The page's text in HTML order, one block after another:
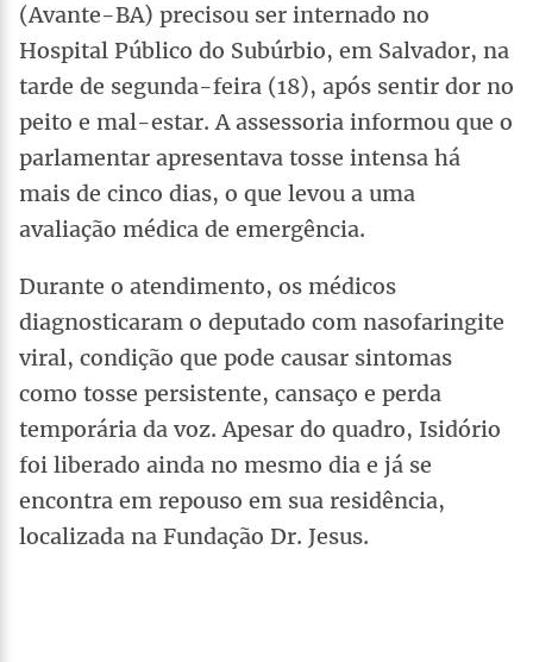
(Avante-BA) precisou ser internado no
Hospital Público do Subúrbio, em Salvador, na
tarde de segunda-feira (18), após sentir dor no
peito e mal-estar. A assessoria informou que o
parlamentar apresentava tosse intensa há
mais de cinco dias, o que levou a uma
avaliação médica de emergência.
Durante o atendimento, os médicos
diagnosticaram o deputado com nasofaringite
viral, condição que pode causar sintomas
como tosse persistente, cansaço e perda
temporária da voz. Apesar do quadro, Isidório
foi liberado ainda no mesmo dia e já se
encontra em repouso em sua residência,
localizada na Fundação Dr. Jesus.